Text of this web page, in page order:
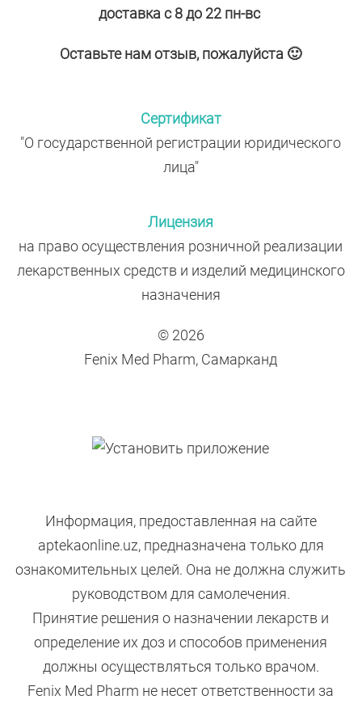
доставка с 8 до 22 пн-вс
Оставьте нам отзыв, пожалуйста 🙂
Сертификат
"О государственной регистрации юридического
лица"
Лицензия
на право осуществления розничной реализации
лекарственных средств и изделий медицинского
назначения
© 2026
Fenix Med Pharm, Самарканд
Информация, предоставленная на сайте
aptekaonline.uz, предназначена только для
ознакомительных целей. Она не должна служить
руководством для самолечения.
Принятие решения о назначении лекарств и
определение их доз и способов применения
должны осуществляться только врачом.
Fenix Med Pharm не несет ответственности за